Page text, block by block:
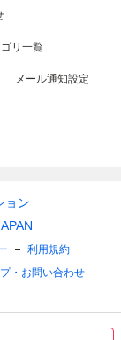
リ一覧
メール通知設定
ョン
利用規約
・お問い合わせ